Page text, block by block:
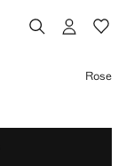
Rose